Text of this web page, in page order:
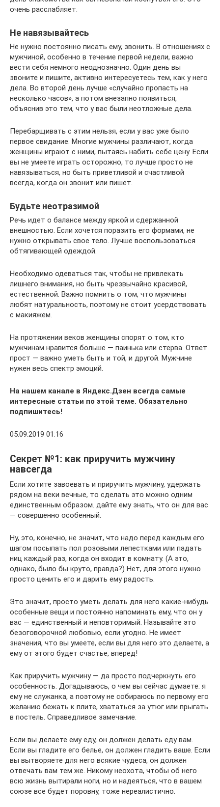
очень расслабляет.
Не навязывайтесь
Не нужно постоянно писать ему, звонить. В отношениях с
мужчиной, особенно в течение первой недели, важно
вести себя немного неоднозначно. Один день вы
звоните и пишите, активно интересуетесь тем, как у него
дела. Во второй день лучше «случайно пропасть на
несколько часов», а потом внезапно появиться,
объяснив это тем, что у вас были неотложные дела.
Перебарщивать с этим нельзя, если у вас уже было
первое свидание. Многие мужчины различают, когда
женщины играют с ними, пытаясь набить себе цену. Если
вы не умеете играть осторожно, то лучше просто не
навязываться, но быть приветливой и счастливой
всегда, когда он звонит или пишет.
Будьте неотразимой
Речь идет о балансе между яркой и сдержанной
внешностью. Если хочется поразить его формами, не
нужно открывать свое тело. Лучше воспользоваться
обтягивающей одеждой.
Необходимо одеваться так, чтобы не привлекать
лишнего внимания, но быть чрезвычайно красивой,
естественной. Важно помнить о том, что мужчины
любят натуральность, поэтому не стоит усердствовать
с макияжем.
На протяжении веков женщины спорят о том, кто
мужчинам нравится больше — паинька или стерва. Ответ
прост — важно уметь быть и той, и другой. Мужчине
нужен весь спектр эмоций.
На нашем канале в Яндекс.Дзен всегда самые
интересные статьи по этой теме. Обязательно
подпишитесь!
05.09.2019 01:16
Секрет №1: как приручить мужчину
навсегда
Если хотите завоевать и приручить мужчину, удержать
рядом на веки вечные, то сделать это можно одним
единственным образом. дайте ему знать, что он для вас
— совершенно особенный.
Ну, это, конечно, не значит, что надо перед каждым его
шагом посыпать пол розовыми лепестками или падать
ниц каждый раз, когда он входит в комнату. (А это,
однако, было бы круто, правда?) Нет, для этого нужно
просто ценить его и дарить ему радость.
Это значит, просто уметь делать для него какие-нибудь
особенные вещи и постоянно напоминать ему, что он у
вас — единственный и неповторимый. Называйте это
безоговорочной любовью, если угодно. Не имеет
значения, что вы умеете, если вы для него это делаете, а
ему от этого будет счастье, вперед!
Как приручить мужчину — да просто подчеркнуть его
особенность. Догадываюсь, о чем вы сейчас думаете: я
ему не служанка, а поэтому не собираюсь по первому его
желанию бежать к плите, хвататься за утюг или прыгать
в постель. Справедливое замечание.
Если вы делаете ему еду, он должен делать еду вам.
Если вы гладите его белье, он должен гладить ваше. Если
вы вытворяете для него всякие чудеса, он должен
отвечать вам тем же. Никому неохота, чтобы об него
всю жизнь вытирали ноги, но и надеяться, что в вашем
союзе все будет поровну, тоже нереалистично.